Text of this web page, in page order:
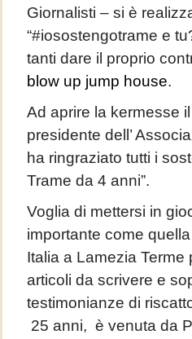
Giornalisti – si è
“#iosostengotrame e
tanti dare il proprio
blow up jump house.
Ad aprire la kermesse
presidente dell’
ha ringraziato tutti i
Trame da 4 anni”.
Voglia di mettersi in
importante come
Italia a Lamezia
articoli da scrivere e
testimonianze di
25 anni, è venuta da